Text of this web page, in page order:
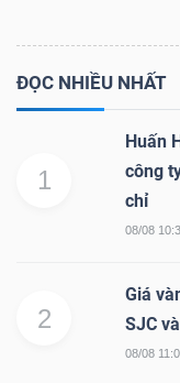
ĐỌC NHIỀU NHẤT
1
Huấn
công
chỉ
08/08
2
Giá
SJC
08/08